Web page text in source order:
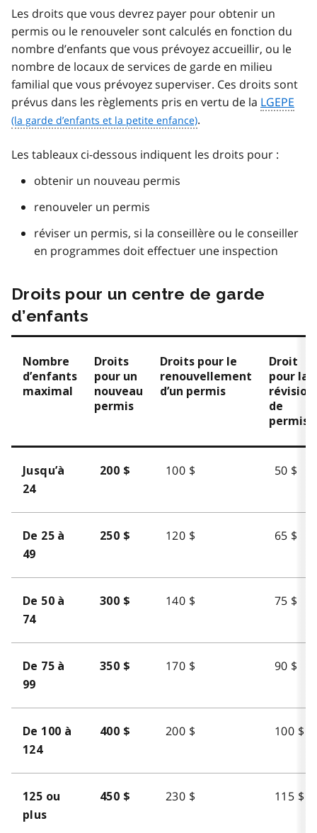
Les droits que vous devrez payer pour obtenir un
permis ou le renouveler sont calculés en fonction du
nombre d’enfants que vous prévoyez accueillir, ou le
nombre de locaux de services de garde en milieu
familial que vous prévoyez superviser. Ces droits sont
prévus dans les règlements pris en vertu de la LGEPE
.
Les tableaux ci-dessous indiquent les droits pour :
obtenir un nouveau permis
renouveler un permis
réviser un permis, si la conseillère ou le conseiller
en programmes doit effectuer une inspection
Droits pour un centre de garde
d’enfants
Nombre
d’enfants
maximal
Droits
pour un
nouveau
permis
Droits pour le
renouvellement
d’un permis
Droit
pour la
révision
de
permis
Jusqu’à
24
200 $ 100 $ 50 $
De 25 à
49
250 $ 120 $ 65 $
De 50 à
74
300 $ 140 $ 75 $
De 75 à
99
350 $ 170 $ 90 $
De 100 à
124
400 $ 200 $ 100 $
125 ou
plus
450 $ 230 $ 115 $